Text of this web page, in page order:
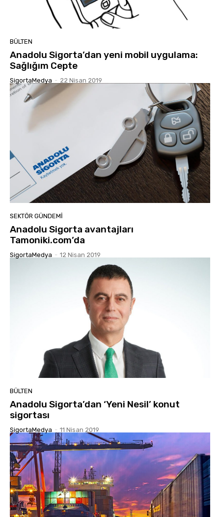
BÜLTEN
Anadolu Sigorta’dan yeni mobil uygulama:
Sağlığım Cepte
SigortaMedya - 22 Nisan 2019
SEKTÖR GÜNDEMİ
Anadolu Sigorta avantajları
Tamoniki.com’da
SigortaMedya - 12 Nisan 2019
BÜLTEN
Anadolu Sigorta’dan ‘Yeni Nesil’ konut
sigortası
SigortaMedya - 11 Nisan 2019